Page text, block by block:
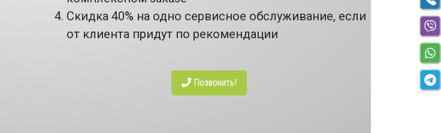
Скидка 40% на одно сервисное обслуживание, если
от клиента придут по рекомендации
Позвонить!